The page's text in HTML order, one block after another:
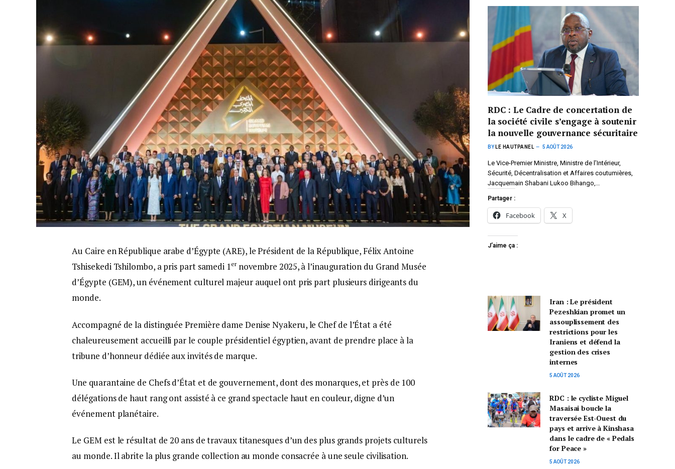
Au Caire en République arabe d’Égypte (ARE), le Président de la République, Félix Antoine
Tshisekedi Tshilombo, a pris part samedi 1ernovembre 2025, à l’inauguration du Grand Musée
d’Égypte (GEM), un événement culturel majeur auquel ont pris part plusieurs dirigeants du
monde.
Accompagné de la distinguée Première dame Denise Nyakeru, le Chef de l’État a été
chaleureusement accueilli par le couple présidentiel égyptien, avant de prendre place à la
tribune d’honneur dédiée aux invités de marque.
Une quarantaine de Chefs d’État et de gouvernement, dont des monarques, et près de 100
délégations de haut rang ont assisté à ce grand spectacle haut en couleur, digne d’un
événement planétaire.
Le GEM est le résultat de 20 ans de travaux titanesques d’un des plus grands projets culturels
au monde. Il abrite la plus grande collection au monde consacrée à une seule civilisation.
RDC : Le Cadre de concertation de
la société civile s’engage à soutenir
la nouvelle gouvernance sécuritaire
BY LE HAUTPANEL 5 AOÛT 2026
Le Vice-Premier Ministre, Ministre de l’Intérieur,
Sécurité, Décentralisation et Affaires coutumières,
Jacquemain Shabani Lukoo Bihango,…
Partager :
Facebook X
J’aime ça :
Iran : Le président
Pezeshkian promet un
assouplissement des
restrictions pour les
Iraniens et défend la
gestion des crises
internes
5 AOÛT 2026
RDC : le cycliste Miguel
Masaisai boucle la
traversée Est-Ouest du
pays et arrive à Kinshasa
dans le cadre de « Pedals
for Peace »
5 AOÛT 2026